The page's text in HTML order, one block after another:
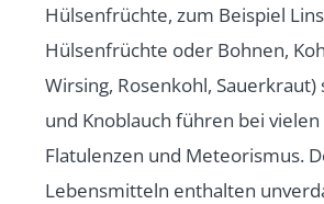
Hülsenfrüchte, zum Beispiel
Hülsenfrüchte oder Bohnen,
Wirsing, Rosenkohl,
und Knoblauch führen bei
Flatulenzen und Meteorismus.
Lebensmitteln enthalten